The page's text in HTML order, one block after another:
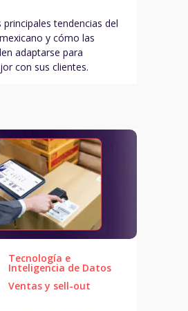
principales tendencias del
y cómo las
adaptarse para
con sus clientes.
Tecnología e
Inteligencia de Datos
Ventas y sell-out